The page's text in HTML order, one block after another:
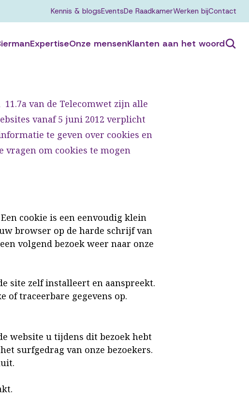
Kennis & blogsEventsDe RaadkamerWerken bijContact
ExpertiseOnze mensenKlanten aan het woord
van de Telecomwet zijn alle
vanaf 5 juni 2012 verplicht
te geven over cookies en
vragen om cookies te mogen
cookie is een eenvoudig klein
browser op de harde schrijf van
volgend bezoek weer naar onze
site zelf installeert en aanspreekt.
of traceerbare gegevens op.
website u tijdens dit bezoek hebt
surfgedrag van onze bezoekers.